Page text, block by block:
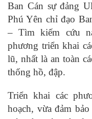
Ban Cán sự đảng
Phú Yên chỉ đạo
– Tìm kiếm cứu
phương triển khai
lũ, nhất là an toàn
thống hồ, đập.
Triển khai các
hoạch, vừa đảm